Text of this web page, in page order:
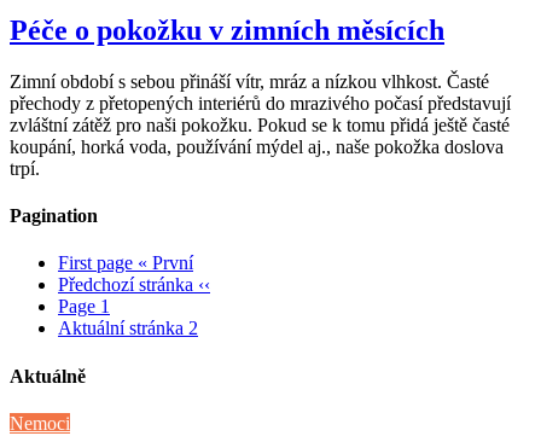
Péče o pokožku v zimních měsících
Zimní období s sebou přináší vítr, mráz a nízkou vlhkost. Časté
přechody z přetopených interiérů do mrazivého počasí představují
zvláštní zátěž pro naši pokožku. Pokud se k tomu přidá ještě časté
koupání, horká voda, používání mýdel aj., naše pokožka doslova
trpí.
Pagination
First page « První
Předchozí stránka ‹‹
Page 1
Aktuální stránka 2
Aktuálně
Nemoci